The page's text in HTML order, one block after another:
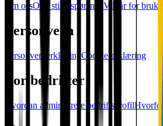
Om ossOfte stilte spørsmål Vilkår for bruk
Personvern
Personvernerklæring Cookie-erklæring
For bedrifter
Hvordan administrere bedriftsprofil